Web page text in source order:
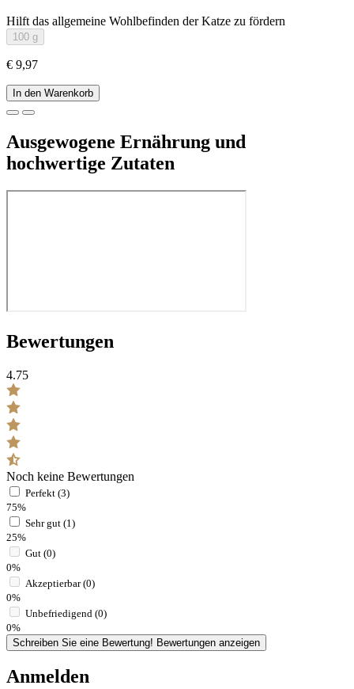
Hilft das allgemeine Wohlbefinden der Katze zu fördern
100 g
€ 9,97
In den Warenkorb
Ausgewogene Ernährung und
hochwertige Zutaten
Bewertungen
4.75
Noch keine Bewertungen
Perfekt (3)
75%
Sehr gut (1)
25%
Gut (0)
0%
Akzeptierbar (0)
0%
Unbefriedigend (0)
0%
Schreiben Sie eine Bewertung! Bewertungen anzeigen
Anmelden